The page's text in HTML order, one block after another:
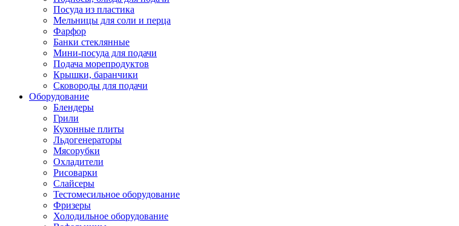
Посуда из пластика
Мельницы для соли и перца
Фарфор
Банки стеклянные
Мини-посуда для подачи
Подача морепродуктов
Крышки, баранчики
Сковороды для подачи
Оборудование
Блендеры
Грили
Кухонные плиты
Льдогенераторы
Мясорубки
Охладители
Рисоварки
Слайсеры
Тестомесильное оборудование
Фризеры
Холодильное оборудование